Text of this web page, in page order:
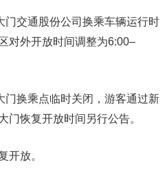
门交通股份公司换乘车辆运行时
对外开放时间调整为6:00–
门换乘点临时关闭，游客通过新
门恢复开放时间另行公告。
开放。